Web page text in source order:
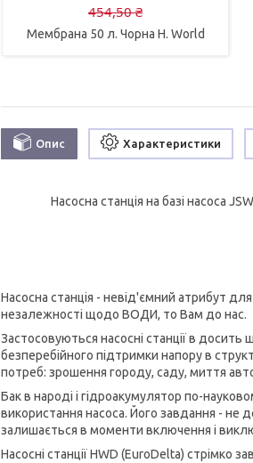
454,50 ₴
Мембрана 50 л. Чорна H. World
Опис Характеристики
Насосна станція на базі насоса
Насосна станція - невід'ємний атрибут
незалежності щодо ВОДИ, то Вам до нас.
Застосовуються насосні станції в
безперебійного підтримки напору в
потреб: зрошення городу, саду, миття
Бак в народі і гідроакумулятор по-
використання насоса. Його завдання - не
залишається в моменти включення і
Насосні станції HWD (EuroDelta) стрімко